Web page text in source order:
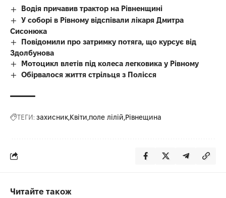
Водія причавив трактор на Рівненщині
У соборі в Рівному відспівали лікаря Дмитра
Сисонюка
Повідомили про затримку потяга, що курсує від
Здолбунова
Мотоцикл влетів під колеса легковика у Рівному
Обірвалося життя стрільця з Полісся
ТЕГИ: захисник Квіти поле лілій Рівнещина
Читайте також